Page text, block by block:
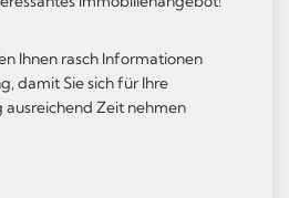
Ihnen rasch Informationen
damit Sie sich für Ihre
ausreichend Zeit nehmen